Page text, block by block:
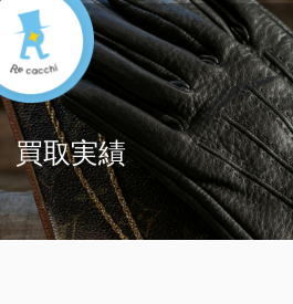
買取実績